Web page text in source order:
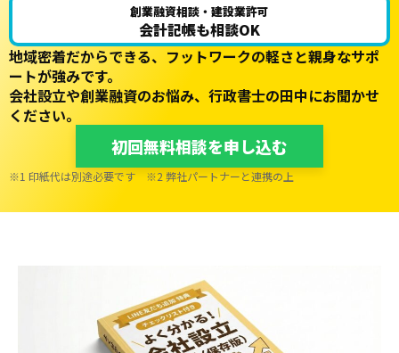
創業融資相談・建設業許可
会計記帳も相談OK
地域密着だからできる、フットワークの軽さと親身なサポ
ートが強みです。
会社設立や創業融資のお悩み、行政書士の田中にお聞かせ
ください。
初回無料相談を申し込む
※1 印紙代は別途必要です ※2 弊社パートナーと連携の上